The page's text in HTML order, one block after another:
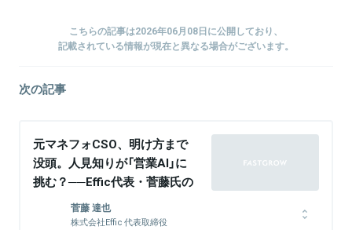
こちらの記事は2026年06月08日に公開しており、
記載されている情報が現在と異なる場合がございます。
次の記事
元マネフォCSO、明け方まで
没頭。人見知りが「営業AI」に
挑む？──Effic代表・菅藤氏の
ものづくり哲学
菅藤 達也
株式会社Effic 代表取締役